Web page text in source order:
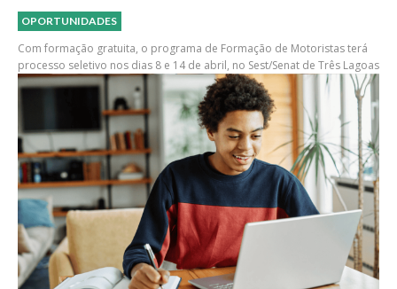
OPORTUNIDADES
Com formação gratuita, o programa de Formação de Motoristas terá
processo seletivo nos dias 8 e 14 de abril, no Sest/Senat de Três Lagoas